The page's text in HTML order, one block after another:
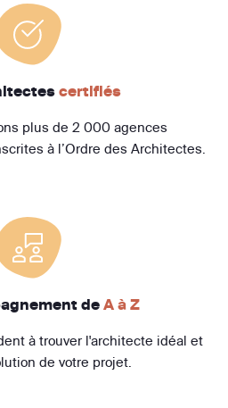
certifiés
plus de 2 000 agences
à l’Ordre des Architectes.
de A à Z
à trouver l'architecte idéal et
de votre projet.